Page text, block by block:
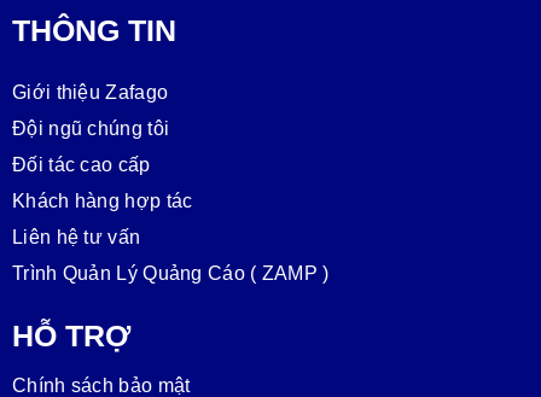
THÔNG TIN
Giới thiệu Zafago
Đội ngũ chúng tôi
Đối tác cao cấp
Khách hàng hợp tác
Liên hệ tư vấn
Trình Quản Lý Quảng Cáo ( ZAMP )
HỖ TRỢ
Chính sách bảo mật